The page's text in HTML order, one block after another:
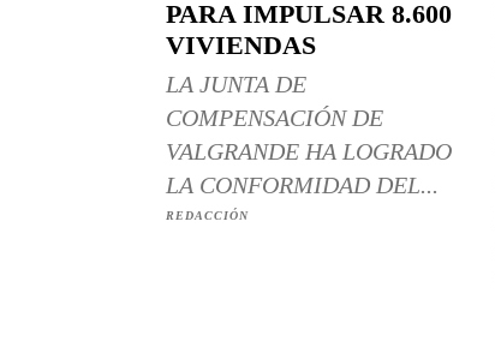
PARA IMPULSAR 8.600
VIVIENDAS
LA JUNTA DE
COMPENSACIÓN DE
VALGRANDE HA LOGRADO
LA CONFORMIDAD DEL...
REDACCIÓN